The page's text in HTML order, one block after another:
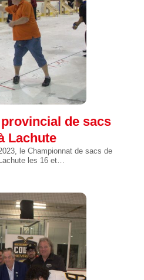
de sacs
Lachute
le Championnat de sacs de
les 16 et…